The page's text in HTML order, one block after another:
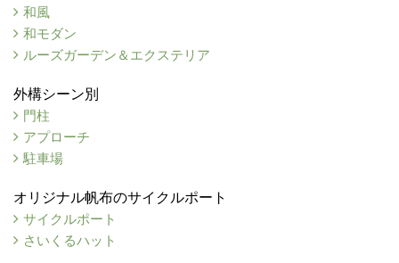
和風
和モダン
ルーズガーデン＆エクステリア
外構シーン別
門柱
アプローチ
駐車場
オリジナル帆布のサイクルポート
サイクルポート
さいくるハット